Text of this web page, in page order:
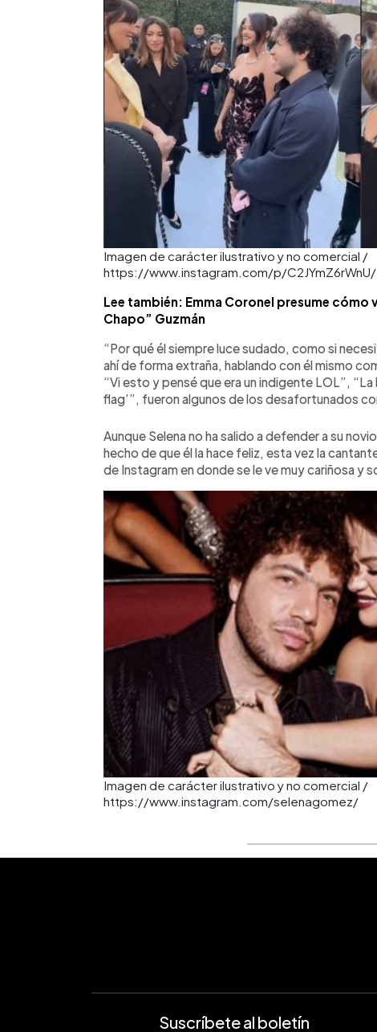
Imagen de carácter ilustrativo y no comercial /
https://www.instagram.com/p/C2JYmZ6rWnU/
Lee también: Emma Coronel presume cómo
Chapo” Guzmán
“Por qué él siempre luce sudado, como si
ahí de forma extraña, hablando con él mismo
“Vi esto y pensé que era un indigente LOL”,
flag’”, fueron algunos de los desafortunados
Aunque Selena no ha salido a defender a su
hecho de que él la hace feliz, esta vez la
de Instagram en donde se le ve muy cariñosa y
Imagen de carácter ilustrativo y no comercial /
https://www.instagram.com/selenagomez/
Suscríbete al boletín